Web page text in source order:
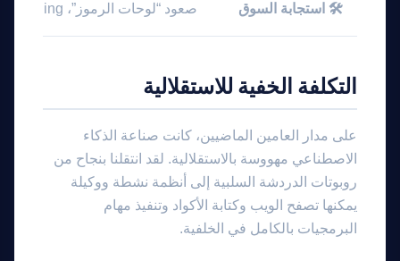
🛠️ استجابة السوق صعود “لوحات الرموز”، KV-Caching، ونماذج التوجيه الخفيفة
التكلفة الخفية للاستقلالية
على مدار العامين الماضيين، كانت صناعة الذكاء
الاصطناعي مهووسة بالاستقلالية. لقد انتقلنا بنجاح من
روبوتات الدردشة السلبية إلى أنظمة نشطة ووكيلة
يمكنها تصفح الويب وكتابة الأكواد وتنفيذ مهام
البرمجيات بالكامل في الخلفية.